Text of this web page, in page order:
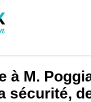
à M.
sécurité,